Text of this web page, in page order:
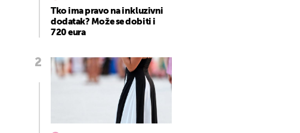
Tko ima pravo na inkluzivni
dodatak? Može se dobiti i
720 eura